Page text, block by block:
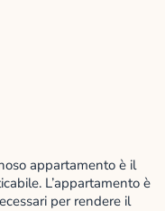
appartamento è il
L’appartamento è
per rendere il